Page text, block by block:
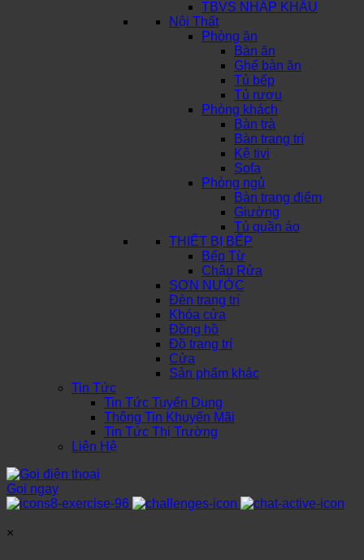
TBVS NHẬP KHẨU
Nội Thất
Phòng ăn
Bàn ăn
Ghế bàn ăn
Tủ bếp
Tủ rượu
Phòng khách
Bàn trà
Bàn trang trí
Kệ tivi
Sofa
Phòng ngủ
Bàn trang điểm
Giường
Tủ quần áo
THIẾT BỊ BẾP
Bếp Từ
Chậu Rửa
SƠN NƯỚC
Đèn trang trí
Khóa cửa
Đồng hồ
Đồ trang trí
Cửa
Sản phẩm khác
Tin Tức
Tin Tức Tuyển Dụng
Thông Tin Khuyến Mãi
Tin Tức Thị Trường
Liên Hệ
Gọi ngay
×